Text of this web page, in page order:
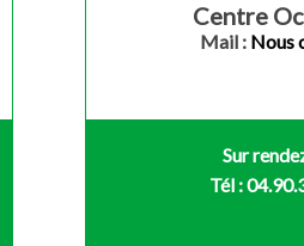
Centre
Mail : Nous
Sur
Tél :